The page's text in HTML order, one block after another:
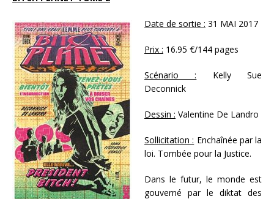
Date de sortie : 31 MAI 2017
Prix : 16.95 €/144 pages
Scénario : Kelly Sue
Deconnick
Dessin : Valentine De Landro
Sollicitation : Enchaînée par la
loi. Tombée pour la Justice.
Dans le futur, le monde est
gouverné par le diktat des